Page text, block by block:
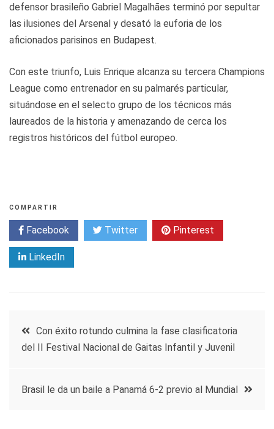
defensor brasileño Gabriel Magalhães terminó por sepultar
las ilusiones del Arsenal y desató la euforia de los
aficionados parisinos en Budapest.
Con este triunfo, Luis Enrique alcanza su tercera Champions
League como entrenador en su palmarés particular,
situándose en el selecto grupo de los técnicos más
laureados de la historia y amenazando de cerca los
registros históricos del fútbol europeo.
COMPARTIR
Facebook Twitter Pinterest
LinkedIn
Navegación
entradas
Con éxito rotundo culmina la fase clasificatoria
del II Festival Nacional de Gaitas Infantil y Juvenil
Brasil le da un baile a Panamá 6-2 previo al Mundial